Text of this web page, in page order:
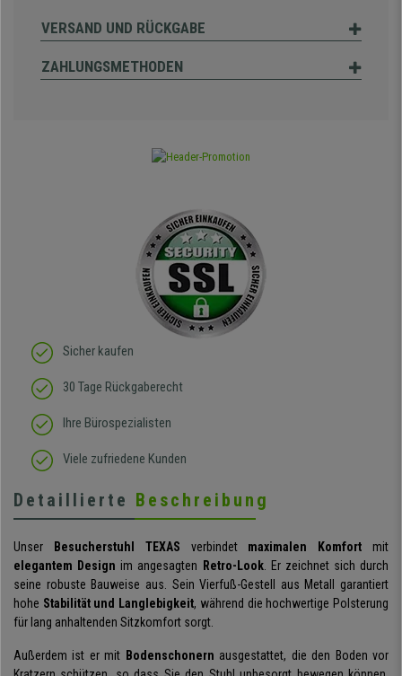
VERSAND UND RÜCKGABE
ZAHLUNGSMETHODEN
Sicher kaufen
30 Tage Rückgaberecht
Ihre Bürospezialisten
Viele zufriedene Kunden
Detaillierte Beschreibung
Unser Besucherstuhl TEXAS verbindet maximalen Komfort mit
elegantem Design im angesagten Retro-Look. Er zeichnet sich durch
seine robuste Bauweise aus. Sein Vierfuß-Gestell aus Metall garantiert
hohe Stabilität und Langlebigkeit, während die hochwertige Polsterung
für lang anhaltenden Sitzkomfort sorgt.
Außerdem ist er mit Bodenschonern ausgestattet, die den Boden vor